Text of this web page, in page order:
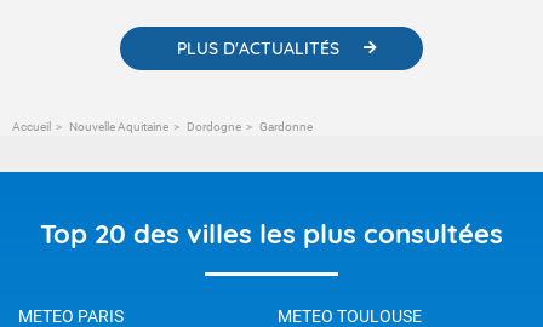
PLUS D'ACTUALITÉS
Accueil Nouvelle Aquitaine Dordogne Gardonne
Top 20 des villes les plus consultées
METEO PARIS
METEO TOULOUSE